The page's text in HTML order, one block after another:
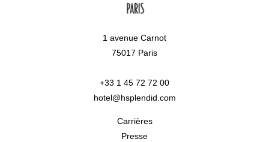
1 avenue Carnot
75017 Paris
+33 1 45 72 72 00
hotel@hsplendid.com
Carrières
Presse